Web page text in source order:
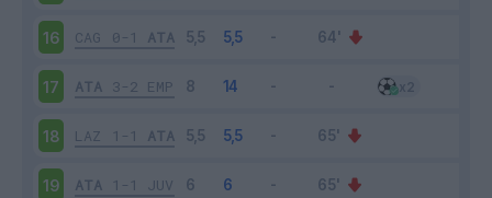
16 CAG 0-1 ATA
17 ATA 3-2 EMP
18 LAZ 1-1 ATA
19 ATA 1-1 JUV